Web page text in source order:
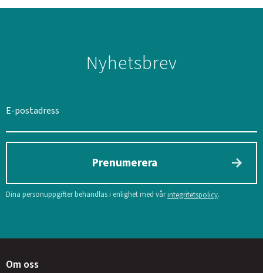
Nyhetsbrev
Prenumerera
Dina personuppgifter behandlas i enlighet med vårintegritetspolicy.
Om oss